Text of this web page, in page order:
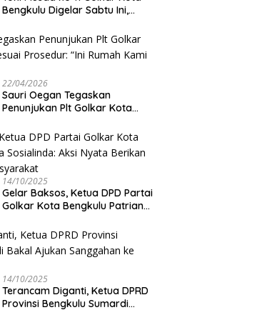
Bengkulu Digelar Sabtu Ini,
Disetujui
22/04/2026
Sauri Oegan Tegaskan
Penunjukan Plt Golkar Kota
Rumah Kami Sendiri”
14/10/2025
‎Gelar Baksos, Ketua DPD Partai
Golkar Kota Bengkulu Patriana
Manfaat bagi Masyarakat
14/10/2025
Terancam Diganti, Ketua DPRD
Provinsi Bengkulu Sumardi